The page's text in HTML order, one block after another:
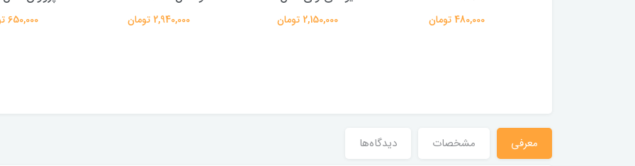
480,000 تومان 2,150,000 تومان 2,940,000 تومان 650,000 تومان
معرفی مشخصات دیدگاه‌ها